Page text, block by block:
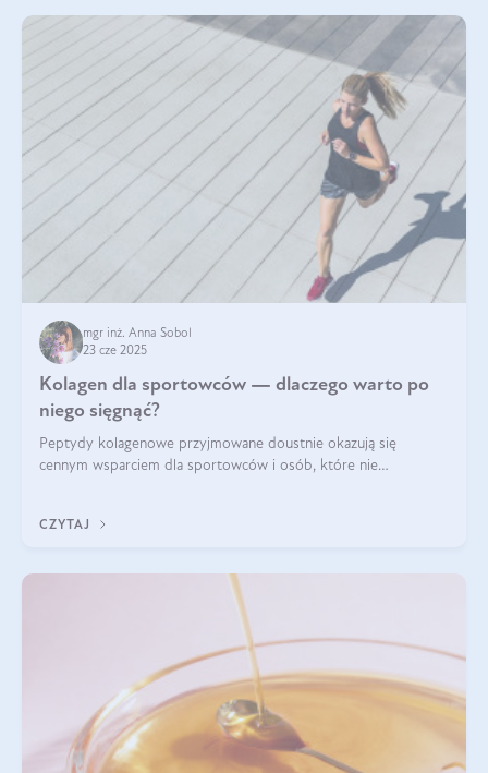
mgr inż. Anna Sobol
23 cze 2025
Kolagen dla sportowców — dlaczego warto po
niego sięgnąć?
Peptydy kolagenowe przyjmowane doustnie okazują się
cennym wsparciem dla sportowców i osób, które nie
CZYTAJ